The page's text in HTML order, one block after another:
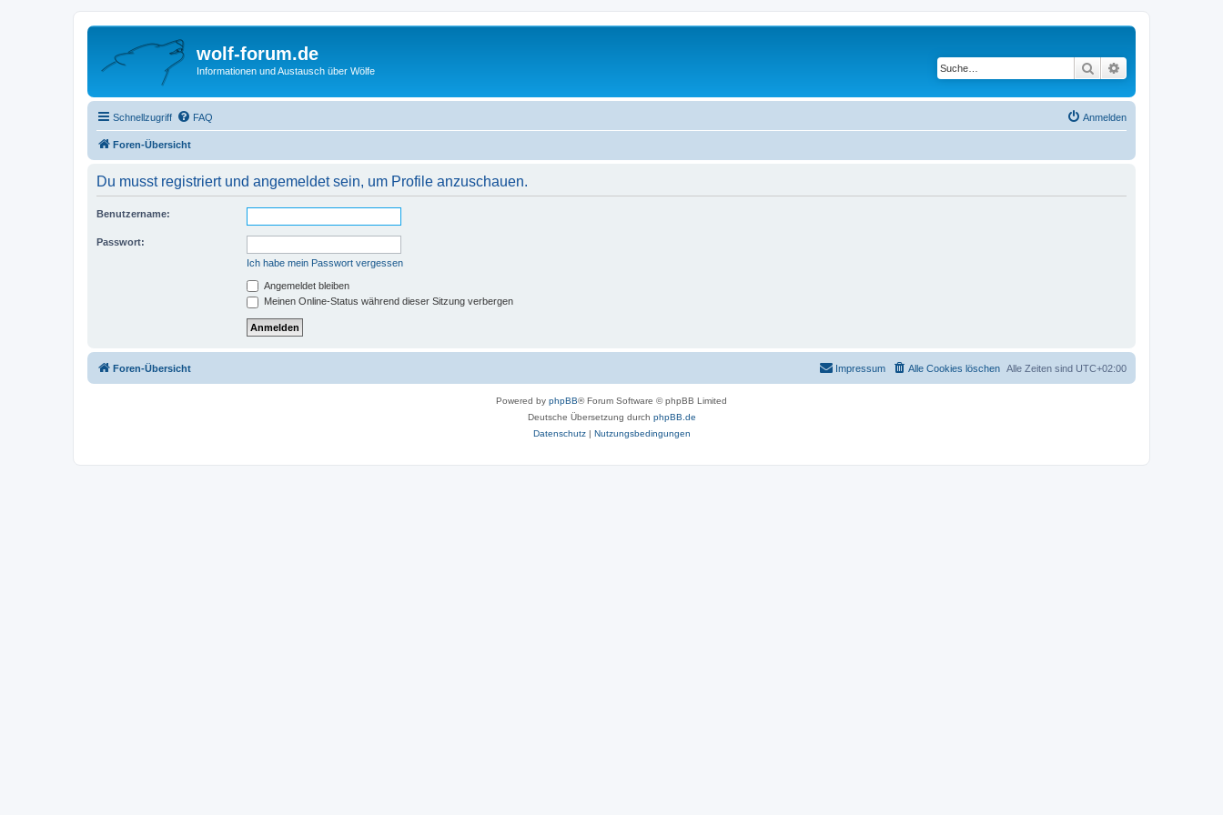
wolf-forum.de
Informationen und Austausch über Wölfe Suche
Schnellzugriff FAQ Anmelden
Foren-Übersicht
Du musst registriert und angemeldet sein, um Profile anzuschauen.
Benutzername:
Passwort:
Ich habe mein Passwort vergessen
Angemeldet bleiben
Meinen Online-Status während dieser Sitzung verbergen
Foren-Übersicht Alle Zeiten sind UTC+02:00
Alle Cookies löschen
Impressum
Powered by phpBB® Forum Software © phpBB Limited
Deutsche Übersetzung durch phpBB.de
Datenschutz| Nutzungsbedingungen